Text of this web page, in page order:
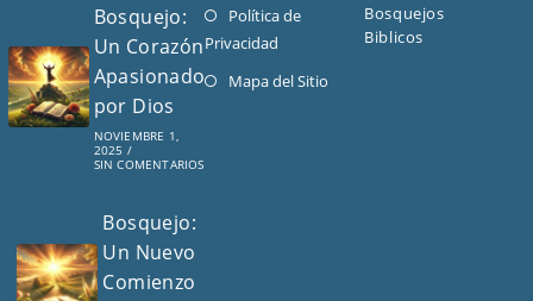
Bosquejo:
Un Corazón
Apasionado
por Dios
NOVIEMBRE 1,
2025 /
SIN COMENTARIOS
Bosquejo:
Un Nuevo
Comienzo
Política de
Privacidad
Mapa del SitioSe
Bosquejos
Biblicos